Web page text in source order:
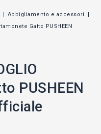
Abbigliamento e accessori
Gatto PUSHEEN
PUSHEEN